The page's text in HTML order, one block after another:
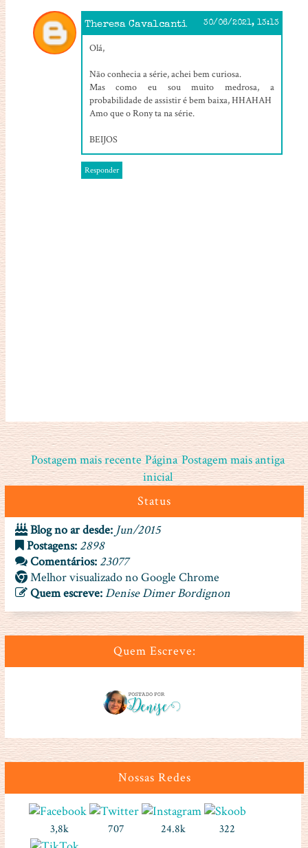
Theresa Cavalcanti 30/06/2021, 13:13
Olá,
Não conhecia a série, achei bem curiosa.
Mas como eu sou muito medrosa, a
probabilidade de assistir é bem baixa, HHAHAH
Amo que o Rony ta na série.
BEIJOS
Responder
Postagem mais recente Postagem mais antiga
Página
inicial
Status
Blog no ar desde: Jun/2015
Postagens: 2898
Comentários: 23077
Melhor visualizado no Google Chrome
Quem escreve:Denise Dimer Bordignon
Quem Escreve:
Nossas Redes
3,8k 707 24.8k 322